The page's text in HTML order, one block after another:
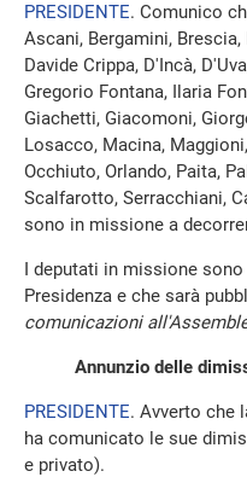
PRESIDENTE. Comunico
Ascani, Bergamini,
Davide Crippa, D'Incà,
Gregorio Fontana, Ilaria
Giachetti, Giacomoni,
Losacco, Macina,
Occhiuto, Orlando, Paita,
Scalfarotto, Serracchiani,
sono in missione a
I deputati in missione
Presidenza e che sarà
comunicazioni
Annunzio delle
PRESIDENTE. Avverto che
ha comunicato le sue
e privato).